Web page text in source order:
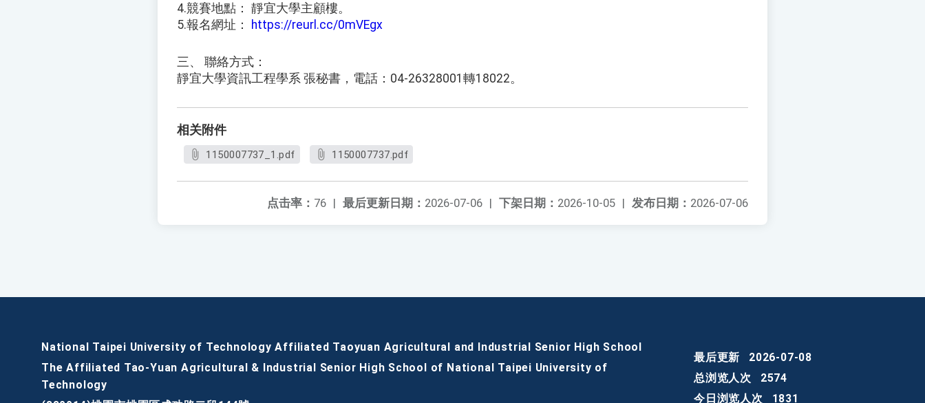
4.競賽地點： 靜宜大學主顧樓。
5.報名網址： https://reurl.cc/0mVEgx
三、 聯絡方式：
靜宜大學資訊工程學系 張秘書，電話：04-26328001轉18022。
相关附件
1150007737_1.pdf 1150007737.pdf
发布日期： 2026-07-06
下架日期： 2026-10-05 |
最后更新日期： 2026-07-06 |
点击率： 76 |
National Taipei University of Technology Affiliated Taoyuan Agricultural and Industrial Senior High School
The Affiliated Tao-Yuan Agricultural & Industrial Senior High School of National Taipei University of
Technology
最后更新
2026-07-08
总浏览人次
2574
今日浏览人次
1831